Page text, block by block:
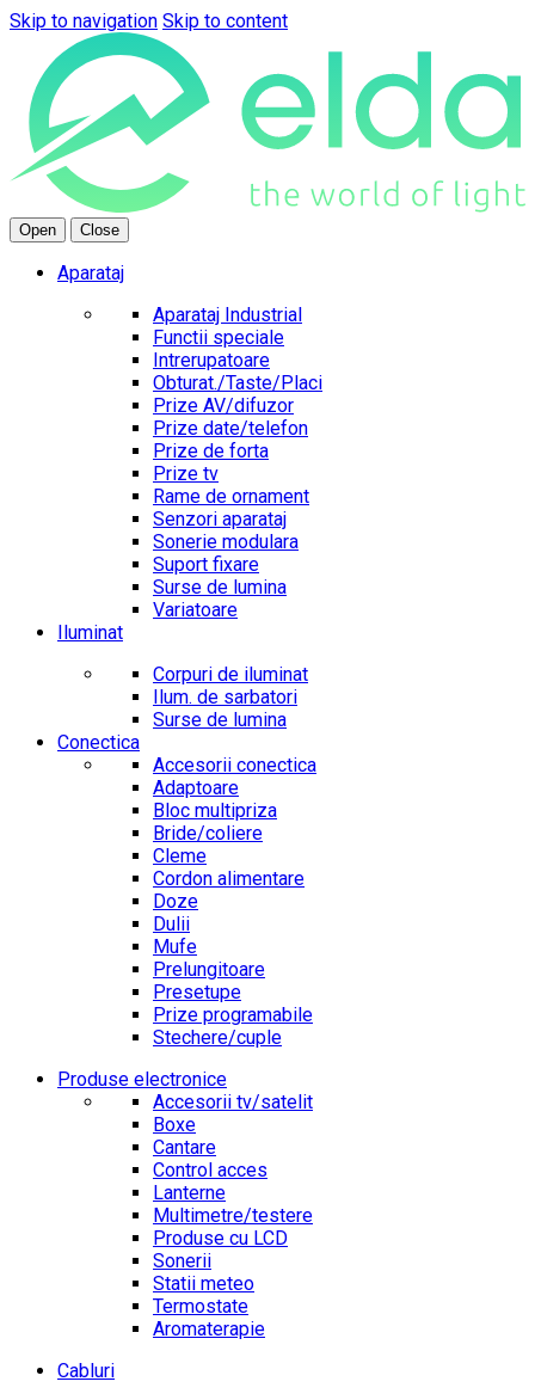
Skip to navigation Skip to content
Open Close
Aparataj
Aparataj Industrial
Functii speciale
Intrerupatoare
Obturat./Taste/Placi
Prize AV/difuzor
Prize date/telefon
Prize de forta
Prize tv
Rame de ornament
Senzori aparataj
Sonerie modulara
Suport fixare
Surse de lumina
Variatoare
Iluminat
Corpuri de iluminat
Ilum. de sarbatori
Surse de lumina
Conectica
Accesorii conectica
Adaptoare
Bloc multipriza
Bride/coliere
Cleme
Cordon alimentare
Doze
Dulii
Mufe
Prelungitoare
Presetupe
Prize programabile
Stechere/cuple
Produse electronice
Accesorii tv/satelit
Boxe
Cantare
Control acces
Lanterne
Multimetre/testere
Produse cu LCD
Sonerii
Statii meteo
Termostate
Aromaterapie
Cabluri